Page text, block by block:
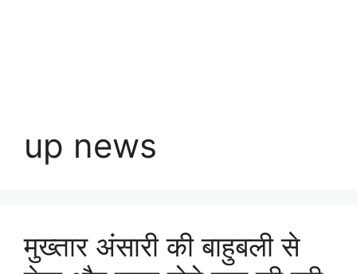
up news
मुख्तार अंसारी की बाहुबली से